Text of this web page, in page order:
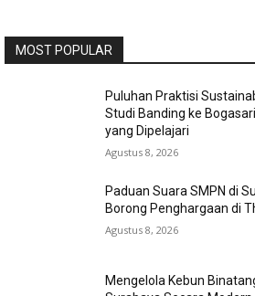
MOST POPULAR
Puluhan Praktisi
Studi Banding ke
yang Dipelajari
Agustus 8, 2026
Paduan Suara SMPN di
Borong Penghargaan di
Agustus 8, 2026
Mengelola Kebun